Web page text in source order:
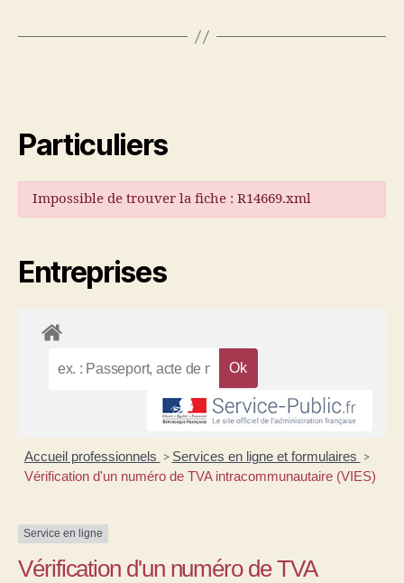
Particuliers
Impossible de trouver la fiche : R14669.xml
Entreprises
Accueil professionnels > Services en ligne et formulaires >
Vérification d'un numéro de TVA intracommunautaire (VIES)
Service en ligne
Vérification d'un numéro de TVA